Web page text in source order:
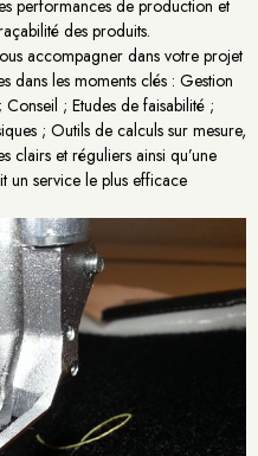
performances de production et
des produits.
accompagner dans votre projet
dans les moments clés : Gestion
; Etudes de faisabilité ;
; Outils de calculs sur mesure,
clairs et réguliers ainsi qu’une
un service le plus efficace